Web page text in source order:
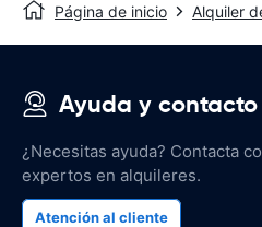
Página de inicio Alquiler
Ayuda y contacto
¿Necesitas ayuda? Contacta
expertos en alquileres.
Atención al cliente